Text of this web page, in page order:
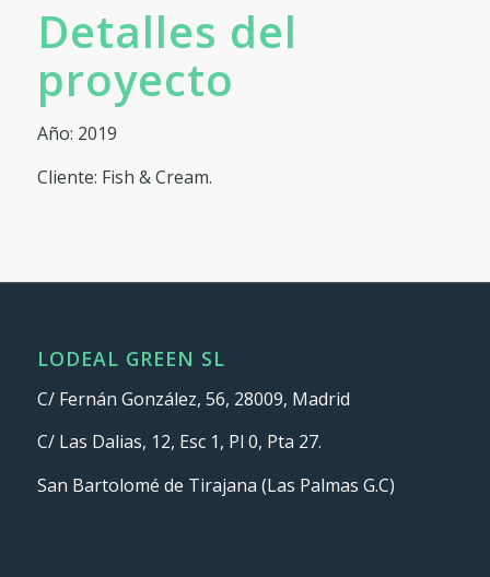
Detalles del
proyecto
Año: 2019
Cliente: Fish & Cream.
LODEAL GREEN SL
C/ Fernán González, 56, 28009, Madrid
C/ Las Dalias, 12, Esc 1, Pl 0, Pta 27.
San Bartolomé de Tirajana (Las Palmas G.C)